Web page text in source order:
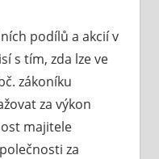
podílů a akcií v
s tím, zda lze ve
zákoníku
za výkon
majitele
za